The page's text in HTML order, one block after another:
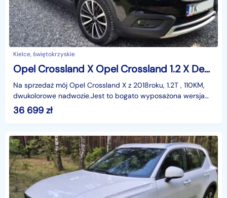
Kielce, świętokrzyskie
Opel Crossland X Opel Crossland 1.2 X Design S&S Line Aut.
Na sprzedaż mój Opel Crossland X z 2018roku, 1.2T , 110KM,
dwukolorowe nadwozie.Jest to bogato wyposażona wersja
Design Line S&S z automatyczną skrzynią bie
36 699 zł